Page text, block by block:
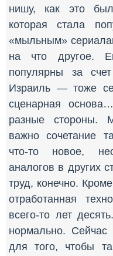
нишу, как это
которая стала
«мыльным»
на что другое.
популярны за
Израиль — тоже
сценарная
разные стороны.
важно сочетание
что-то новое,
аналогов в других
труд, конечно.
отработанная
всего-то лет
нормально.
для того, чтобы